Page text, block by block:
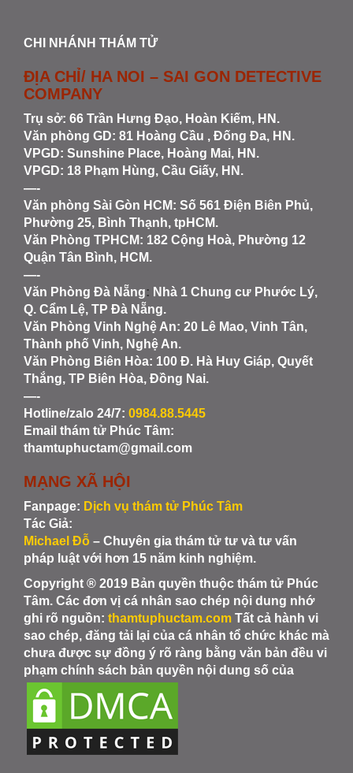
CHI NHÁNH THÁM TỬ
ĐỊA CHỈ/ HA NOI – SAI GON DETECTIVE
COMPANY
Trụ sở: 66 Trần Hưng Đạo, Hoàn Kiếm, HN.
Văn phòng GD: 81 Hoàng Cầu , Đống Đa, HN.
VPGD: Sunshine Place, Hoàng Mai, HN.
VPGD: 18 Phạm Hùng, Cầu Giấy, HN.
—-
Văn phòng Sài Gòn HCM: Số 561 Điện Biên Phủ,
Phường 25, Bình Thạnh, tpHCM.
Văn Phòng TPHCM: 182 Cộng Hoà, Phường 12
Quận Tân Bình, HCM.
—-
Văn Phòng Đà Nẵng: Nhà 1 Chung cư Phước Lý,
Q. Cẩm Lệ, TP Đà Nẵng.
Văn Phòng Vinh Nghệ An: 20 Lê Mao, Vinh Tân,
Thành phố Vinh, Nghệ An.
Văn Phòng Biên Hòa: 100 Đ. Hà Huy Giáp, Quyết
Thắng, TP Biên Hòa, Đồng Nai.
—-
Hotline/zalo 24/7: 0984.88.5445
Email thám tử Phúc Tâm:
thamtuphuctam@gmail.com
MẠNG XÃ HỘI
Fanpage: Dịch vụ thám tử Phúc Tâm
Tác Giả:
Michael Đỗ – Chuyên gia thám tử tư và tư vấn
pháp luật với hơn 15 năm kinh nghiệm.
Copyright ® 2019 Bản quyền thuộc thám tử Phúc
Tâm. Các đơn vị cá nhân sao chép nội dung nhớ
ghi rõ nguồn: thamtuphuctam.com Tất cả hành vi
sao chép, đăng tải lại của cá nhân tổ chức khác mà
chưa được sự đồng ý rõ ràng bằng văn bản đều vi
phạm chính sách bản quyền nội dung số của